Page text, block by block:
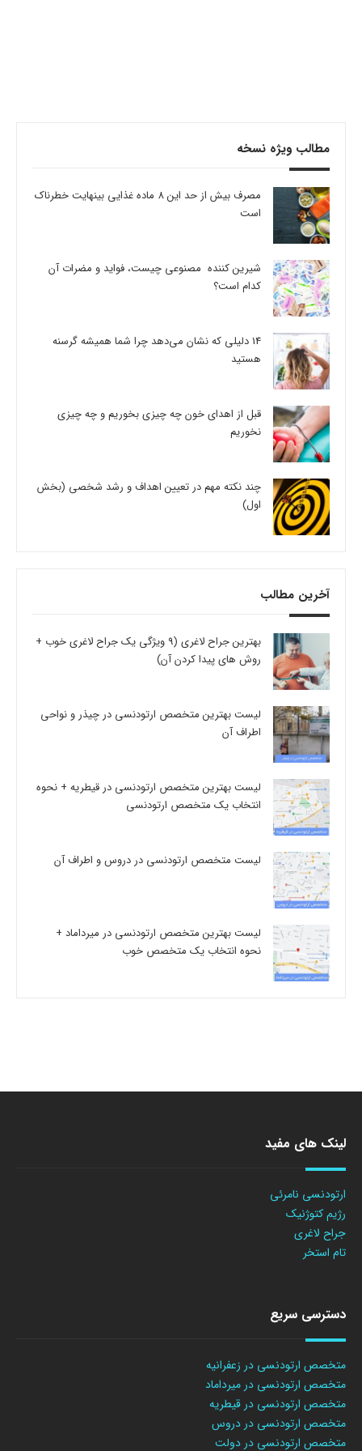
مطالب ویژه نسخه
مصرف بیش از حد این 8 ماده غذایی بینهایت خطرناک
است
شیرین کننده مصنوعی چیست، فواید و مضرات آن
کدام است؟
14 دلیلی که نشان می‌دهد چرا شما همیشه گرسنه
هستید
قبل از اهدای خون چه چیزی بخوریم و چه چیزی
نخوریم
چند نکته مهم در تعیین اهداف و رشد شخصی (بخش
اول)
آخرین مطالب
بهترین جراح لاغری (9 ویژگی یک جراح لاغری خوب +
روش های پیدا کردن آن)
لیست بهترین متخصص ارتودنسی در چیذر و نواحی
اطراف آن
لیست بهترین متخصص ارتودنسی در قیطریه + نحوه
انتخاب یک متخصص ارتودنسی
لیست متخصص ارتودنسی در دروس و اطراف آن
لیست بهترین متخصص ارتودنسی در میرداماد +
نحوه انتخاب یک متخصص خوب
لینک های مفید
ارتودنسی نامرئی
رژیم کتوژنیک
جراح لاغری
تام استخر
دسترسی سریع
متخصص ارتودنسی در زعفرانیه
متخصص ارتودنسی در میرداماد
متخصص ارتودنسی در قیطریه
متخصص ارتودنسی در دروس
متخصص ارتودنسی در دولت